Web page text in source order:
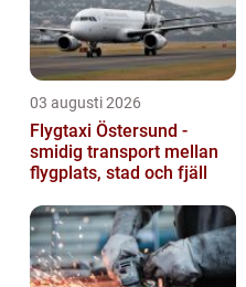
03 augusti 2026
Flygtaxi Östersund -
smidig transport mellan
flygplats, stad och fjäll